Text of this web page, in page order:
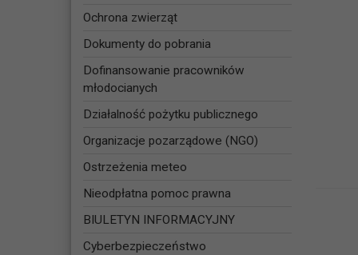
Ochrona zwierząt
Dokumenty do pobrania
Dofinansowanie pracowników
młodocianych
Działalność pożytku publicznego
Organizacje pozarządowe (NGO)
Ostrzeżenia meteo
Nieodpłatna pomoc prawna
BIULETYN INFORMACYJNY
Cyberbezpieczeństwo